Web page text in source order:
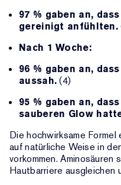
97 % gaben an,
gereinigt anfühlten.
Nach 1 Woche:
96 % gaben an,
aussah.(4)
95 % gaben an,
sauberen Glow
Die hochwirksame Formel
auf natürliche Weise in
vorkommen. Aminosäuren
Hautbarriere ausgleichen